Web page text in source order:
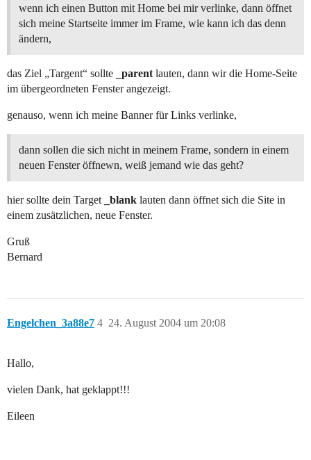
wenn ich einen Button mit Home bei mir verlinke, dann öffnet
sich meine Startseite immer im Frame, wie kann ich das denn
ändern,
das Ziel „Targent“ sollte _parent lauten, dann wir die Home-Seite
im übergeordneten Fenster angezeigt.
genauso, wenn ich meine Banner für Links verlinke,
dann sollen die sich nicht in meinem Frame, sondern in einem
neuen Fenster öffnewn, weiß jemand wie das geht?
hier sollte dein Target _blank lauten dann öffnet sich die Site in
einem zusätzlichen, neue Fenster.
Gruß
Bernard
Engelchen_3a88e7 24. August 2004 um 20:08
4
Hallo,
vielen Dank, hat geklappt!!!
Eileen